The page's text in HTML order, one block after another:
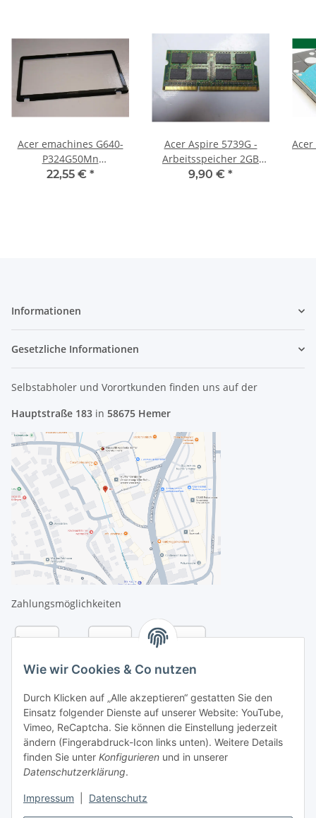
Wie wir Cookies & Co nutzen
Durch Klicken auf „Alle akzeptieren“ gestatten Sie den
Einsatz folgender Dienste auf unserer Website: YouTube,
Vimeo, ReCaptcha. Sie können die Einstellung jederzeit
ändern (Fingerabdruck-Icon links unten). Weitere Details
finden Sie unter Konfigurieren und in unserer
Datenschutzerklärung.
Impressum Datenschutz
Acer emachines G640-
P324G50Mn
Displayrahmen Blende
22,55 € *
Acer Aspire 5739G -
Arbeitsspeicher 2GB
RAM Memory DDR3
9,90 € *
Acer
Informationen
Gesetzliche Informationen
Selbstabholer und Vorortkunden finden uns auf der
Hauptstraße 183 in 58675 Hemer
Zahlungsmöglichkeiten